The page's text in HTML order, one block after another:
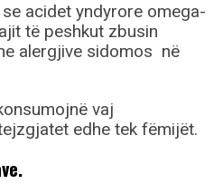
acidet yndyrore omega-
të peshkut zbusin
alergjive sidomos në
vaj
edhe tek fëmijët.